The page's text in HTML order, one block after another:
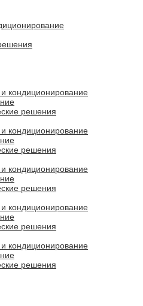
кондиционирование
решения
кондиционирование
решения
кондиционирование
решения
кондиционирование
решения
кондиционирование
решения